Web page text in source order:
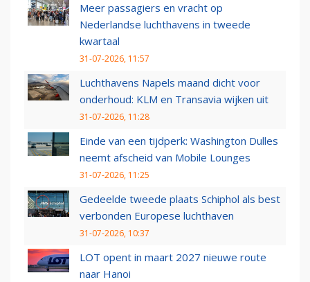
Meer passagiers en vracht op
Nederlandse luchthavens in tweede
kwartaal
31-07-2026, 11:57
Luchthavens Napels maand dicht voor
onderhoud: KLM en Transavia wijken uit
31-07-2026, 11:28
Einde van een tijdperk: Washington Dulles
neemt afscheid van Mobile Lounges
31-07-2026, 11:25
Gedeelde tweede plaats Schiphol als best
verbonden Europese luchthaven
31-07-2026, 10:37
LOT opent in maart 2027 nieuwe route
naar Hanoi